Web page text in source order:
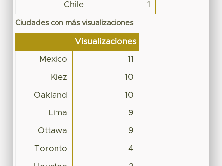
Chile 1
Ciudades con más visualizaciones
Visualizaciones
Mexico 11
Kiez 10
Oakland 10
Lima 9
Ottawa 9
Toronto 4